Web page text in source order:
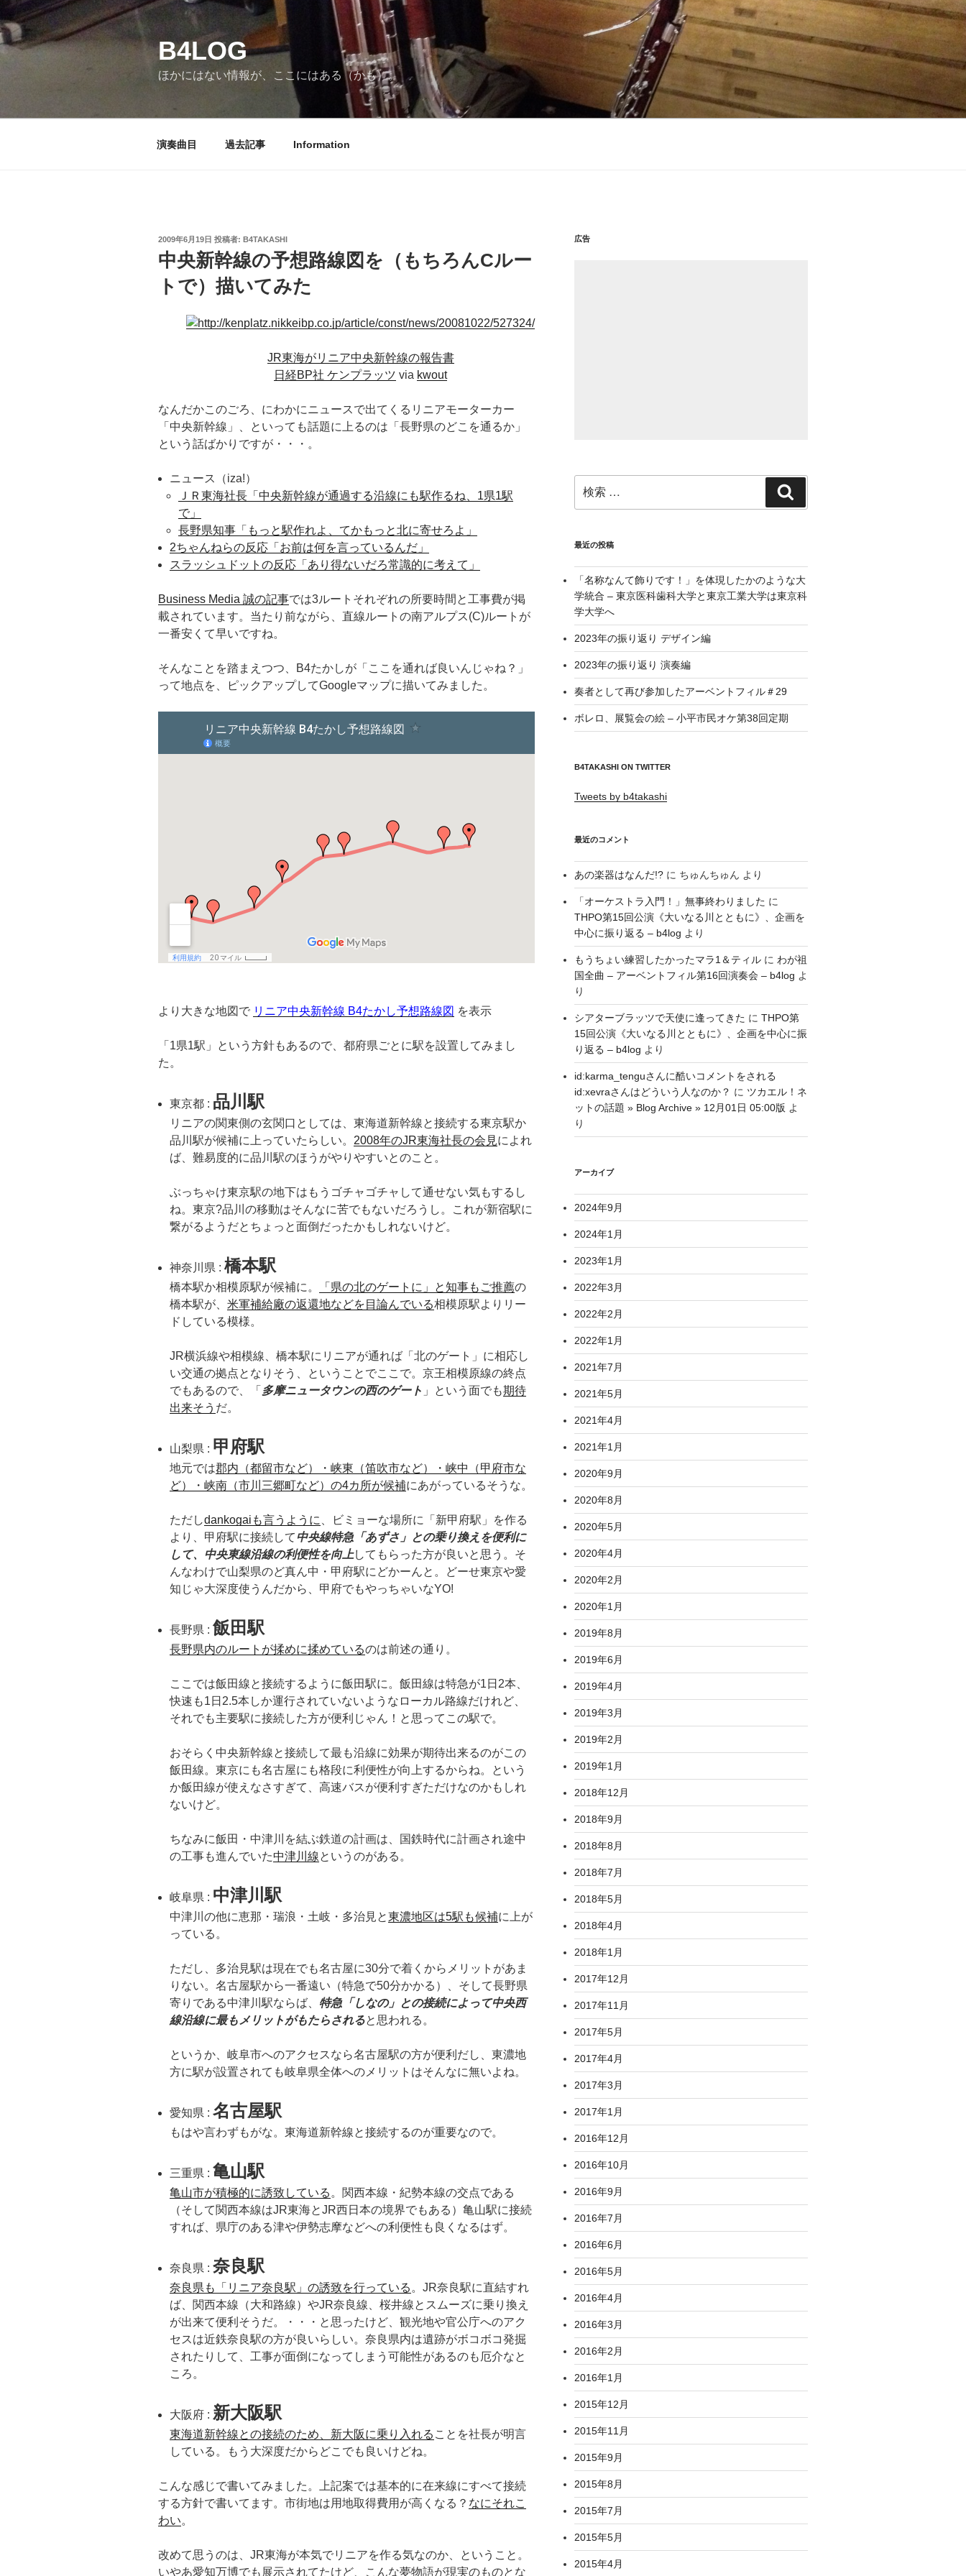
ン
テ
ン
B4LOG
ほかにはない情報が、ここにはある（かも）。
演奏曲目 過去記事 Information
投
日:
2009年6月19日 投稿者: B4TAKASHI
中央新幹線の予想路線図を（もちろんCルー
トで）描いてみた
JR東海がリニア中央新幹線の報告書
日経BP社 ケンプラッツ via kwout
なんだかこのごろ、にわかにニュースで出てくるリニアモーターカー
「中央新幹線」、といっても話題に上るのは「長野県のどこを通るか」
という話ばかりですが・・・。
ニュース（iza!）
ＪＲ東海社長「中央新幹線が通過する沿線にも駅作るね、1県1駅
で」
長野県知事「もっと駅作れよ、てかもっと北に寄せろよ」
2ちゃんねらの反応「お前は何を言っているんだ」
スラッシュドットの反応「あり得ないだろ常識的に考えて」
Business Media 誠の記事では3ルートそれぞれの所要時間と工事費が掲
載されています。当たり前ながら、直線ルートの南アルプス(C)ルートが
一番安くて早いですね。
そんなことを踏まえつつ、B4たかしが「ここを通れば良いんじゃね？」
って地点を、ピックアップしてGoogleマップに描いてみました。
より大きな地図で リニア中央新幹線 B4たかし予想路線図 を表示
「1県1駅」という方針もあるので、都府県ごとに駅を設置してみまし
た。
東京都 : 品川駅
リニアの関東側の玄関口としては、東海道新幹線と接続する東京駅か
品川駅が候補に上っていたらしい。 2008年のJR東海社長の会見によれ
ば、難易度的に品川駅のほうがやりやすいとのこと。
ぶっちゃけ東京駅の地下はもうゴチャゴチャして通せない気もするし
ね。東京?品川の移動はそんなに苦でもないだろうし。これが新宿駅に
繋がるようだとちょっと面倒だったかもしれないけど。
神奈川県 : 橋本駅
橋本駅か相模原駅が候補に。 「県の北のゲートに」と知事もご推薦の
橋本駅が、 米軍補給廠の返還地などを目論んでいる相模原駅よりリー
ドしている模様。
JR横浜線や相模線、橋本駅にリニアが通れば「北のゲート」に相応し
い交通の拠点となりそう、ということでここで。京王相模原線の終点
でもあるので、「 多摩ニュータウンの西のゲート 」という面でも期待
出来そう だ。
山梨県 : 甲府駅
地元では郡内（都留市など）・峡東（笛吹市など）・峡中（甲府市な
ど）・峡南（市川三郷町など）の4カ所が候補にあがっているそうな。
ただしdankogaiも言うように
、ビミョーな場所に「新甲府駅」を作る
より、甲府駅に接続して中央線特急「あずさ」との乗り換えを便利に
して、中央東線沿線の利便性を向上してもらった方が良いと思う。そ
んなわけで山梨県のど真ん中・甲府駅にどかーんと。どーせ東京や愛
知じゃ大深度使うんだから、甲府でもやっちゃいなYO!
長野県 : 飯田駅
長野県内のルートが揉めに揉めているのは前述の通り。
ここでは飯田線と接続するように飯田駅に。飯田線は特急が1日2本、
快速も1日2.5本しか運行されていないようなローカル路線だけれど、
それでも主要駅に接続した方が便利じゃん！と思ってこの駅で。
おそらく中央新幹線と接続して最も沿線に効果が期待出来るのがこの
飯田線。東京にも名古屋にも格段に利便性が向上するからね。という
か飯田線が使えなさすぎて、高速バスが便利すぎただけなのかもしれ
ないけど。
ちなみに飯田・中津川を結ぶ鉄道の計画は、国鉄時代に計画され途中
の工事も進んでいた中津川線というのがある。
岐阜県 : 中津川駅
中津川の他に恵那・瑞浪・土岐・多治見と東濃地区は5駅も候補に上が
っている。
ただし、多治見駅は現在でも名古屋に30分で着くからメリットがあま
りない。名古屋駅から一番遠い（特急で50分かかる）、そして長野県
寄りである中津川駅ならば、 特急「しなの」との接続によって中央西
線沿線に最もメリットがもたらされると思われる。
というか、岐阜市へのアクセスなら名古屋駅の方が便利だし、東濃地
方に駅が設置されても岐阜県全体へのメリットはそんなに無いよね。
愛知県 : 名古屋駅
もはや言わずもがな。東海道新幹線と接続するのが重要なので。
三重県 : 亀山駅
亀山市が積極的に誘致している 。関西本線・紀勢本線の交点である
（そして関西本線はJR東海とJR西日本の境界でもある）亀山駅に接続
すれば、県庁のある津や伊勢志摩などへの利便性も良くなるはず。
奈良県 : 奈良駅
奈良県も「リニア奈良駅」の誘致を行っている 。JR奈良駅に直結すれ
ば、関西本線（大和路線）やJR奈良線、桜井線とスムーズに乗り換え
が出来て便利そうだ。・・・と思ったけど、観光地や官公庁へのアク
セスは近鉄奈良駅の方が良いらしい。奈良県内は遺跡がボコボコ発掘
されたりして、工事が面倒になってしまう可能性があるのも厄介なと
ころ。
大阪府 : 新大阪駅
東海道新幹線との接続のため、新大阪に乗り入れる ことを社長が明言
している。もう大深度だからどこでも良いけどね。
こんな感じで書いてみました。上記案では基本的に在来線にすべて接続
する方針で書いてます。市街地は用地取得費用が高くなる？ なにそれこ
わい。
改めて思うのは、JR東海が本気でリニアを作る気なのか、ということ。
いやあ愛知万博でも展示されてたけど、こんな夢物語が現実のものとな
広告
索:
索
最近の投稿
「名称なんて飾りです！」を体現したかのような大
学統合 – 東京医科歯科大学と東京工業大学は東京科
学大学へ
2023年の振り返り デザイン編
2023年の振り返り 演奏編
奏者として再び参加したアーベントフィル＃29
ボレロ、展覧会の絵 – 小平市民オケ第38回定期
B4TAKASHI ON TWITTER
Tweets by b4takashi
最近のコメント
あの楽器はなんだ!?に ちゅんちゅん より
「オーケストラ入門！」無事終わりました に
THPO第15回公演《大いなる川とともに》、企画を
中心に振り返る – b4log より
もうちょい練習したかったマラ1＆ティルに わが祖
国全曲 – アーベントフィル第16回演奏会 – b4log よ
り
シアターブラッツで天使に逢ってきた に THPO第
15回公演《大いなる川とともに》、企画を中心に振
り返る – b4log より
id:karma_tenguさんに酷いコメントをされる
id:xevraさんはどういう人なのか？ に ツカエル！ネ
ットの話題 » Blog Archive » 12月01日 05:00版 よ
り
アーカイブ
2024年9月
2024年1月
2023年1月
2022年3月
2022年2月
2022年1月
2021年7月
2021年5月
2021年4月
2021年1月
2020年9月
2020年8月
2020年5月
2020年4月
2020年2月
2020年1月
2019年8月
2019年6月
2019年4月
2019年3月
2019年2月
2019年1月
2018年12月
2018年9月
2018年8月
2018年7月
2018年5月
2018年4月
2018年1月
2017年12月
2017年11月
2017年5月
2017年4月
2017年3月
2017年1月
2016年12月
2016年10月
2016年9月
2016年7月
2016年6月
2016年5月
2016年4月
2016年3月
2016年2月
2016年1月
2015年12月
2015年11月
2015年9月
2015年8月
2015年7月
2015年5月
2015年4月